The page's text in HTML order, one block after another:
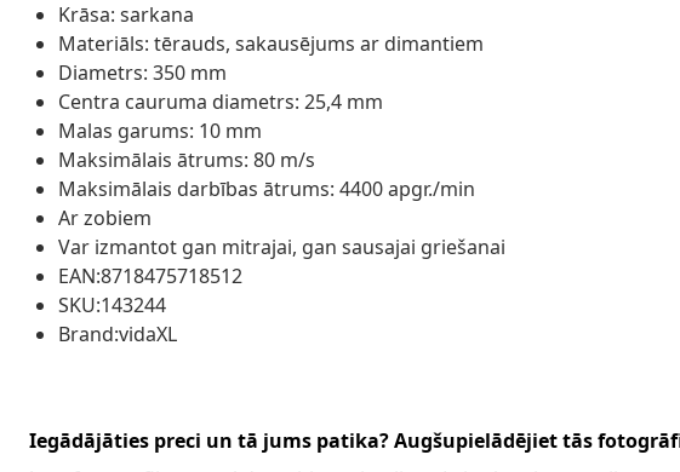
Krāsa: sarkana
Materiāls: tērauds, sakausējums ar dimantiem
Diametrs: 350 mm
Centra cauruma diametrs: 25,4 mm
Malas garums: 10 mm
Maksimālais ātrums: 80 m/s
Maksimālais darbības ātrums: 4400 apgr./min
Ar zobiem
Var izmantot gan mitrajai, gan sausajai griešanai
EAN:8718475718512
SKU:143244
Brand:vidaXL
Iegādājāties preci un tā jums patika? Augšupielādējiet tās